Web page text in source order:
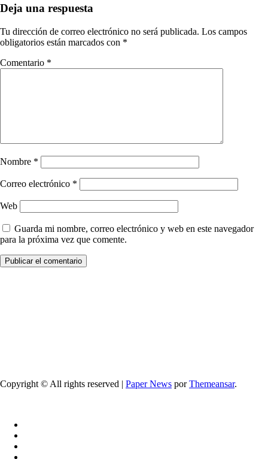
Deja una respuesta
Tu dirección de correo electrónico no será publicada. Los campos
obligatorios están marcados con *
Comentario *
Nombre *
Correo electrónico *
Web
Guarda mi nombre, correo electrónico y web en este navegador
para la próxima vez que comente.
Copyright © All rights reserved | Paper News porThemeansar.